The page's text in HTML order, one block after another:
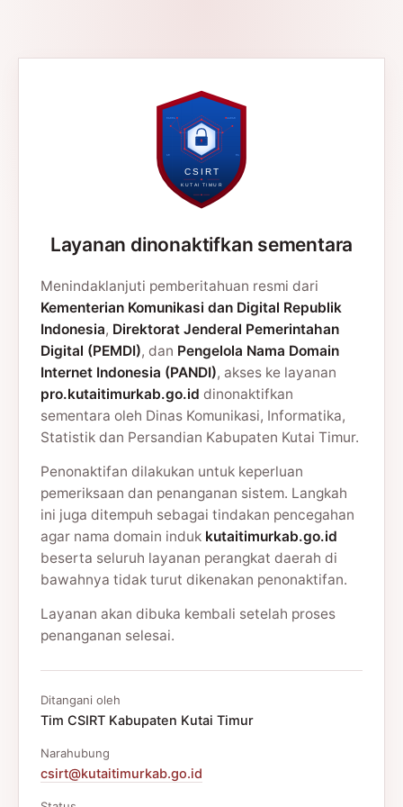
Layanan dinonaktifkan sementara
Menindaklanjuti pemberitahuan resmi dari
Kementerian Komunikasi dan Digital Republik
Indonesia, Direktorat Jenderal Pemerintahan
Digital (PEMDI), dan Pengelola Nama Domain
Internet Indonesia (PANDI), akses ke layanan
pro.kutaitimurkab.go.id dinonaktifkan
sementara oleh Dinas Komunikasi, Informatika,
Statistik dan Persandian Kabupaten Kutai Timur.
Penonaktifan dilakukan untuk keperluan
pemeriksaan dan penanganan sistem. Langkah
ini juga ditempuh sebagai tindakan pencegahan
agar nama domain induk kutaitimurkab.go.id
beserta seluruh layanan perangkat daerah di
bawahnya tidak turut dikenakan penonaktifan.
Layanan akan dibuka kembali setelah proses
penanganan selesai.
Ditangani oleh
Tim CSIRT Kabupaten Kutai Timur
Narahubung
csirt@kutaitimurkab.go.id